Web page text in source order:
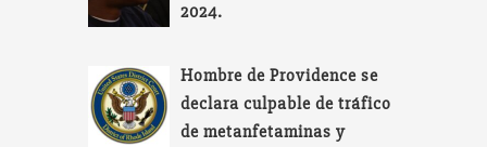
2024.
Hombre de Providence se
declara culpable de tráfico
de metanfetaminas y